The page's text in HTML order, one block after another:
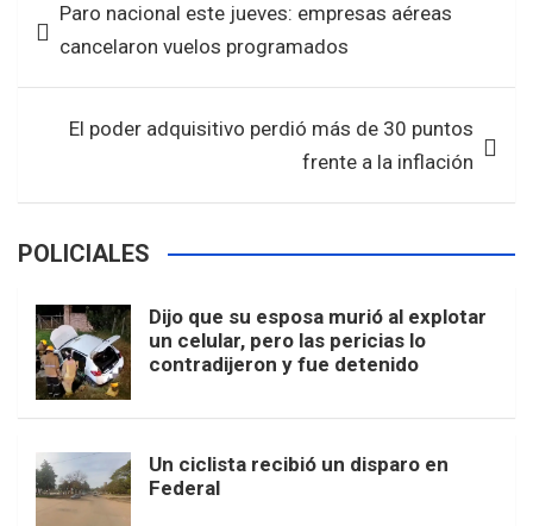
o
o
k
A
p
p
de Paro nacional este jueves: empresas aéreas
cancelaron vuelos programados
El poder adquisitivo perdió más de 30 puntos
frente a la inflación
POLICIALES
Dijo que su esposa murió al explotar
un celular, pero las pericias lo
contradijeron y fue detenido
Un ciclista recibió un disparo en
Federal